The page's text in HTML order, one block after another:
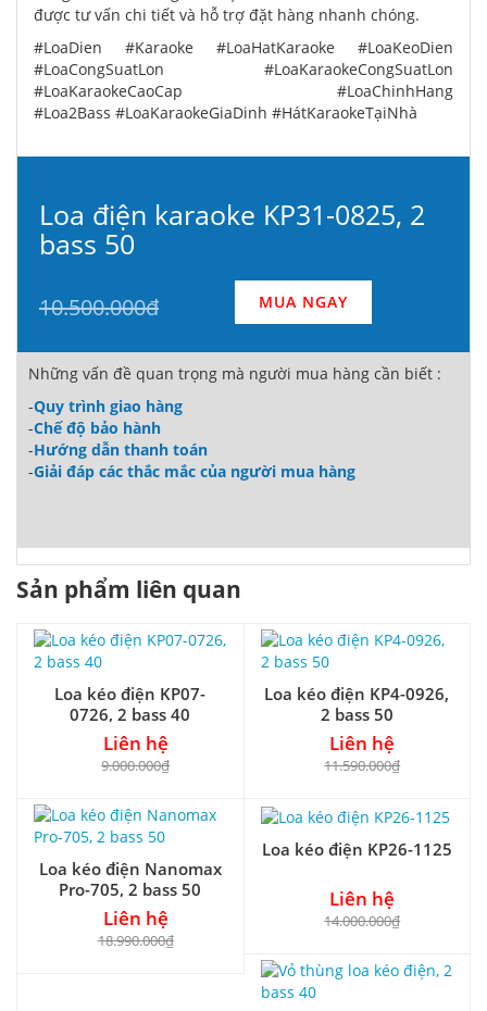
được tư vấn chi tiết và hỗ trợ đặt hàng nhanh chóng.
#LoaDien #Karaoke #LoaHatKaraoke #LoaKeoDien
#LoaCongSuatLon #LoaKaraokeCongSuatLon
#LoaKaraokeCaoCap #LoaChinhHang
#Loa2Bass #LoaKaraokeGiaDinh #HátKaraokeTạiNhà
Loa điện karaoke KP31-0825, 2
bass 50
10.500.000đ MUA NGAY
Những vấn đề quan trọng mà người mua hàng cần biết :
-Quy trình giao hàng
-Chế độ bảo hành
-Hướng dẫn thanh toán
-Giải đáp các thắc mắc của người mua hàng
Sản phẩm liên quan
Loa kéo điện KP07-
0726, 2 bass 40
Liên hệ
9.000.000₫
Loa kéo điện KP4-0926,
2 bass 50
Liên hệ
11.590.000₫
Loa kéo điện Nanomax
Pro-705, 2 bass 50
Liên hệ
18.990.000₫
Loa kéo điện KP26-1125
Liên hệ
14.000.000₫